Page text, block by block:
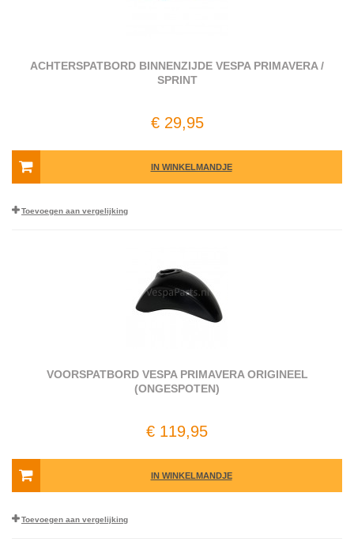
ACHTERSPATBORD BINNENZIJDE VESPA PRIMAVERA /
SPRINT
€ 29,95
IN WINKELMANDJE
Toevoegen aan vergelijking
VOORSPATBORD VESPA PRIMAVERA ORIGINEEL
(ONGESPOTEN)
€ 119,95
IN WINKELMANDJE
Toevoegen aan vergelijking